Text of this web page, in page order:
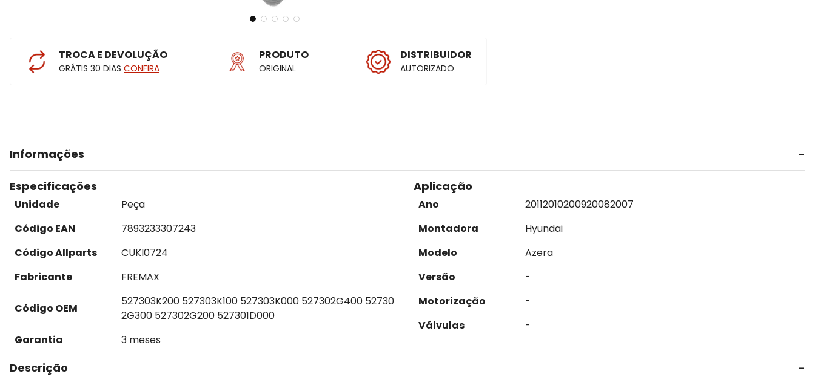
TROCA E DEVOLUÇÃO
GRÁTIS 30 DIAS CONFIRA
PRODUTO
ORIGINAL
DISTRIBUIDOR
AUTORIZADO
Informações
Especificações
Unidade
Peça
Código EAN
7893233307243
Código Allparts
CUKI0724
Fabricante
FREMAX
Código OEM
527303K200 527303K100 527303K000 527302G400 52730
2G300 527302G200 527301D000
Garantia
3 meses
Aplicação
Ano 20112010200920082007
Montadora
Hyundai
Modelo
Azera
Versão
-
Motorização
-
Válvulas
-
Descrição